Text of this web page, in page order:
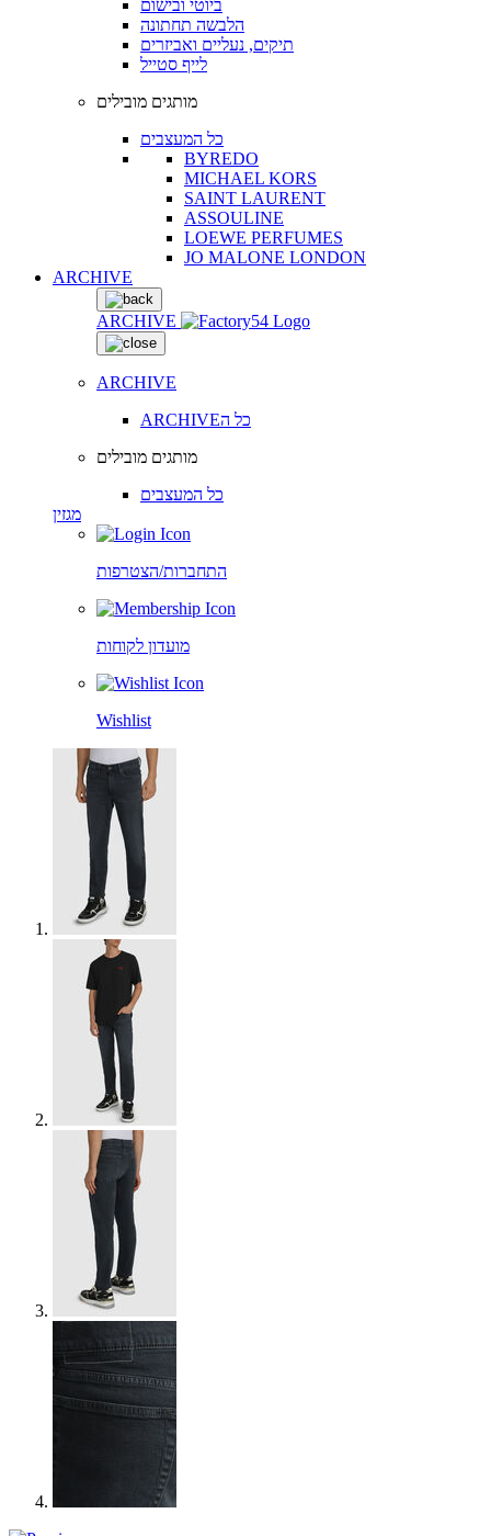
ביוטי ובישום
הלבשה תחתונה
תיקים, נעליים ואביזרים
לייף סטייל
מותגים מובילים
כל המעצבים
BYREDO
MICHAEL KORS
SAINT LAURENT
ASSOULINE
LOEWE PERFUMES
JO MALONE LONDON
ARCHIVE
ARCHIVE
ARCHIVE
ARCHIVEכל ה
מותגים מובילים
כל המעצבים
מגזין
התחברות/הצטרפות
מועדון לקוחות
Wishlist